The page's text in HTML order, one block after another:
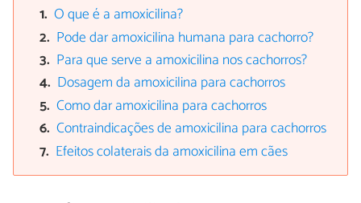
O que é a amoxicilina?
Pode dar amoxicilina humana para cachorro?
Para que serve a amoxicilina nos cachorros?
Dosagem da amoxicilina para cachorros
Como dar amoxicilina para cachorros
Contraindicações de amoxicilina para cachorros
Efeitos colaterais da amoxicilina em cães